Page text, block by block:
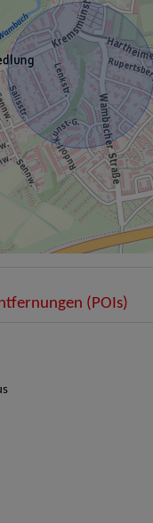
(POIs)